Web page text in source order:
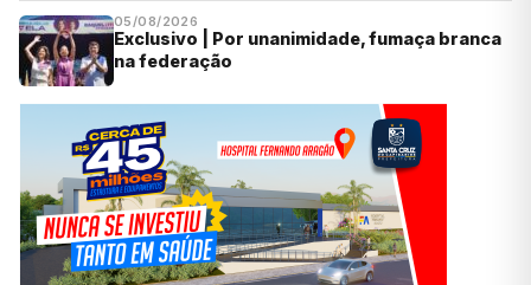
05/08/2026
Exclusivo | Por unanimidade, fumaça branca
na federação